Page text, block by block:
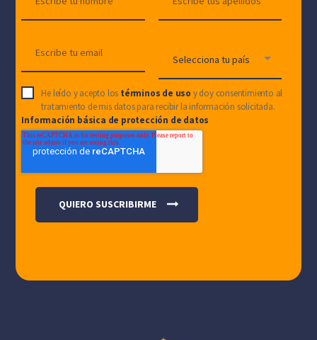
He leído y acepto los términos de uso y doy consentimiento al
tratamiento de mis datos para recibir la información solicitada.
Información básica de protección de datos